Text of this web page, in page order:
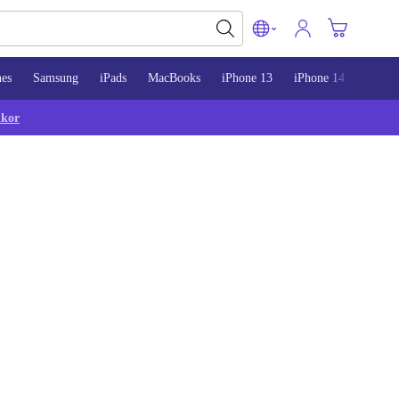
Samsung iPads MacBooks iPhone 13 iPhone 14